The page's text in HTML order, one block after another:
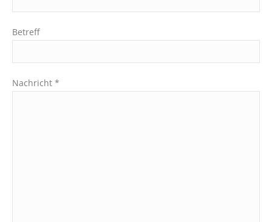
Betreff
Nachricht *